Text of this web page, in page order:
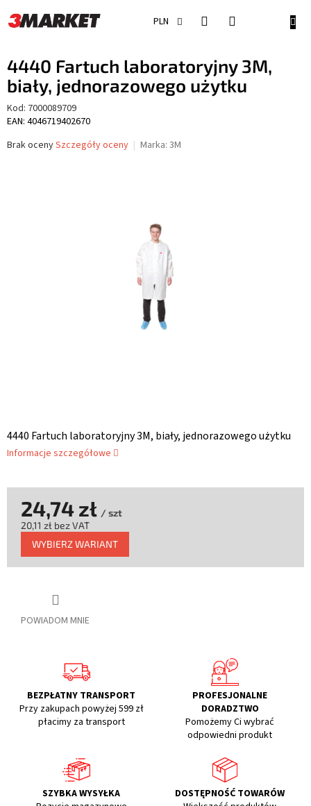
do
treści
PLN
4440 Fartuch laboratoryjny 3M,
biały, jednorazowego użytku
Kod: 7000089709
EAN: 4046719402670
Średnia
Brak ocenySzczegóły oceny Marka: 3M
4440 Fartuch laboratoryjny 3M, biały, jednorazowego użytku
Informacje szczegółowe
POWIADOM MNIE
24,74 zł / szt
20,11 zł bez VAT
Cena
jednostkowa:
WYBIERZ WARIANT
BEZPŁATNY TRANSPORT
Przy zakupach powyżej 599 zł
płacimy za transport
PROFESJONALNE
DORADZTWO
Pomożemy Ci wybrać
odpowiedni produkt
SZYBKA WYSYŁKA
DOSTĘPNOŚĆ TOWARÓW